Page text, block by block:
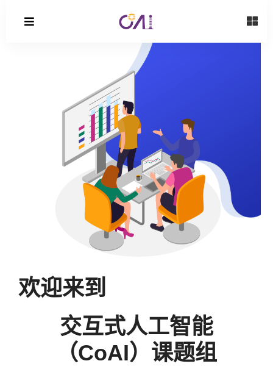
欢迎来到
交互式人工智能
（CoAI）课题组